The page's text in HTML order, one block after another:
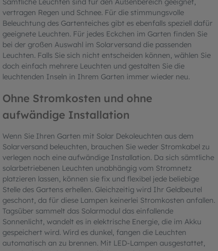
vertragen Regen und Schnee. Für die stimmungsvolle
Beleuchtung des Gartenteiches gibt es ebenfalls speziell dafür
geeignete Leuchten. Für jedes Eckchen im Garten finden Sie
bei der großen Auswahl im Solarversand die passenden
Leuchten. Falls Sie sich nicht entscheiden können, wählen Sie
doch einfach mehrere Leuchten und gestalten Sie die
leuchtenden Inseln in Ihrem Garten immer wieder neu.
Ohne Stromkosten und ohne
aufwändige Installation
Wenn Sie Ihren Garten mit Solar Dekoleuchten aus dem
Solarversand beleuchten, brauchen Sie weder Stromkabel zu
verlegen noch eine aufwändige Installation. Da sich sämtliche
solarbetriebenen Leuchten unabhängig vom Stromnetz
platzieren lassen, können sie fix und flexibel jede beliebige
Stelle des Gartens erhellen. Gleichzeitig wird Ihr Geldbeutel
geschont, da für diese Lampen keinerlei Stromkosten anfallen.
Tagsüber sammelt das Solarmodul das einfallende
Sonnenlicht, wandelt es in elektrische Energie, die im Akku
gespeichert wird. Wird es dunkel, fangen die Leuchten
automatisch an zu brennen. Mit LED-Lampen ausgestattet,